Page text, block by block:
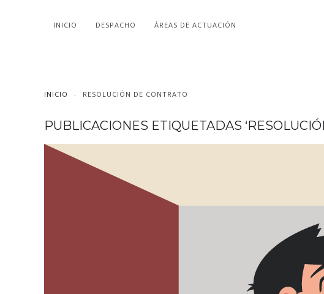
INICIO DESPACHO ÁREAS DE ACTUACIÓN
INICIO RESOLUCIÓN DE CONTRATO
PUBLICACIONES ETIQUETADAS